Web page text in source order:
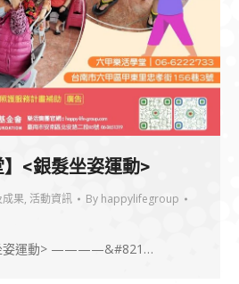
】<銀髮坐姿運動>
果, 活動資訊 By happylifegroup
姿運動> ————&#821…